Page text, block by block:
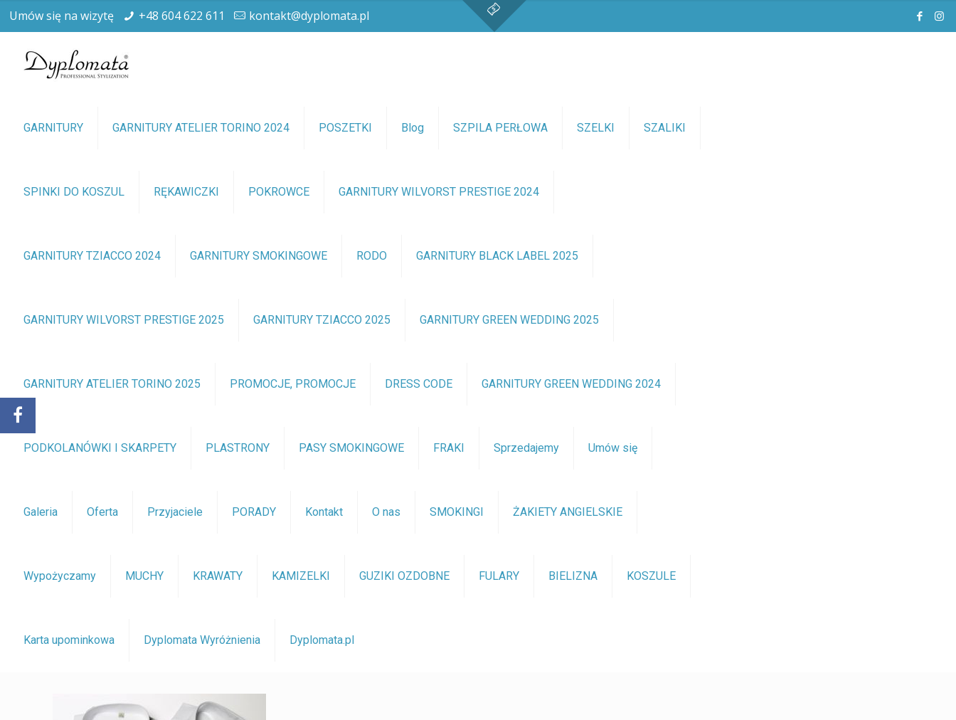
Umów się na wizytę +48 604 622 611 kontakt@dyplomata.pl
GARNITURY GARNITURY ATELIER TORINO 2024 POSZETKI Blog SZPILA PERŁOWA SZELKI SZALIKI
SPINKI DO KOSZUL RĘKAWICZKI POKROWCE GARNITURY WILVORST PRESTIGE 2024
GARNITURY TZIACCO 2024 GARNITURY SMOKINGOWE RODO GARNITURY BLACK LABEL 2025
GARNITURY WILVORST PRESTIGE 2025 GARNITURY TZIACCO 2025 GARNITURY GREEN WEDDING 2025
GARNITURY ATELIER TORINO 2025 PROMOCJE, PROMOCJE DRESS CODE GARNITURY GREEN WEDDING 2024
PODKOLANÓWKI I SKARPETY PLASTRONY PASY SMOKINGOWE FRAKI Sprzedajemy Umów się
Galeria Oferta Przyjaciele PORADY Kontakt O nas SMOKINGI ŻAKIETY ANGIELSKIE
Wypożyczamy MUCHY KRAWATY KAMIZELKI GUZIKI OZDOBNE FULARY BIELIZNA KOSZULE
Karta upominkowa Dyplomata Wyróżnienia Dyplomata.pl